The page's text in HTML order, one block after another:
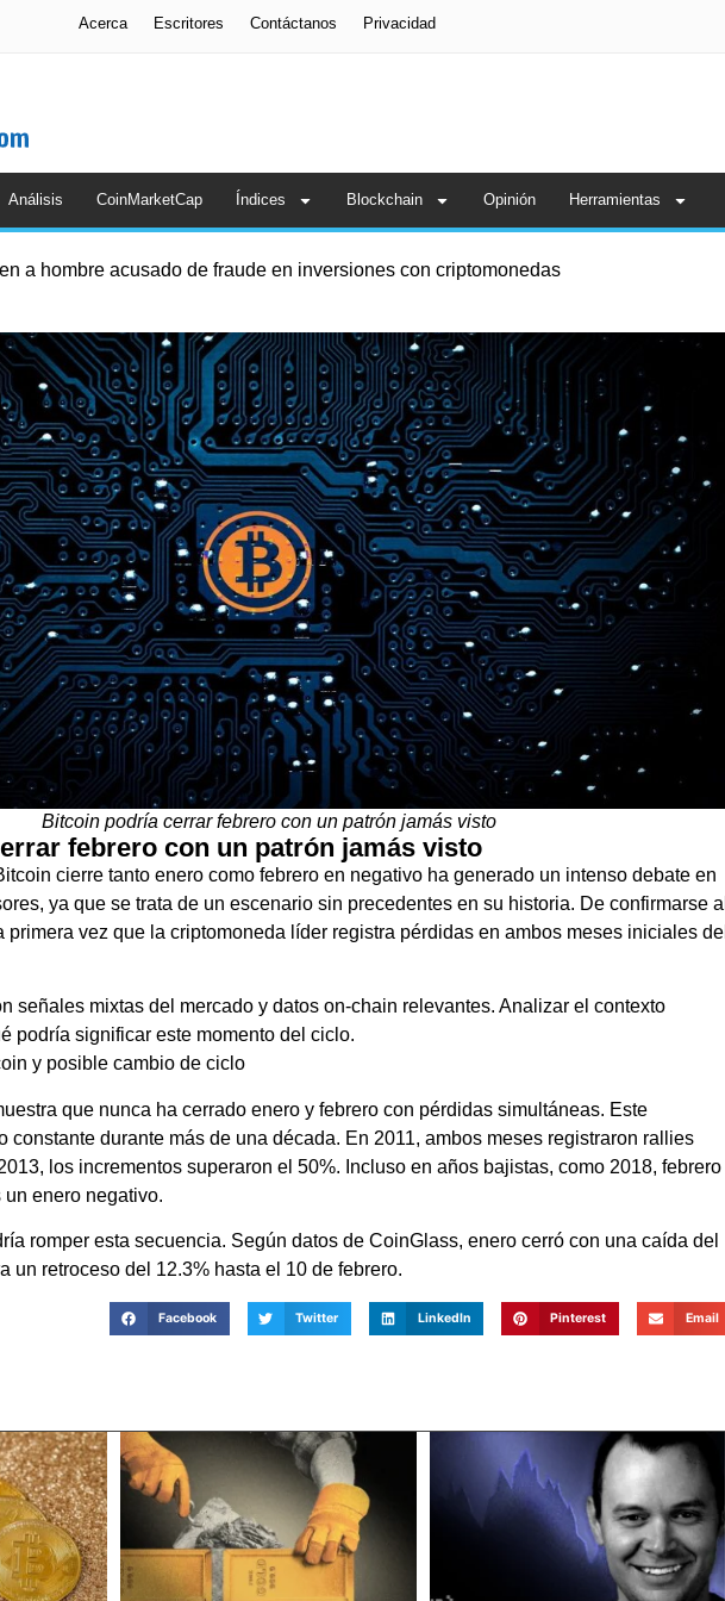
Acerca Escritores Contáctanos Privacidad
Análisis CoinMarketCap Índices Blockchain Opinión Herramientas
a hombre acusado de fraude en inversiones con criptomonedas
Bitcoin podría cerrar febrero con un patrón jamás visto
febrero con un patrón jamás visto
cierre tanto enero como febrero en negativo ha generado un intenso debate en
ya que se trata de un escenario sin precedentes en su historia. De confirmarse al
primera vez que la criptomoneda líder registra pérdidas en ambos meses iniciales del
señales mixtas del mercado y datos on-chain relevantes. Analizar el contexto
podría significar este momento del ciclo.
y posible cambio de ciclo
que nunca ha cerrado enero y febrero con pérdidas simultáneas. Este
constante durante más de una década. En 2011, ambos meses registraron rallies
los incrementos superaron el 50%. Incluso en años bajistas, como 2018, febrero
enero negativo.
romper esta secuencia. Según datos de CoinGlass, enero cerró con una caída del
un retroceso del 12.3% hasta el 10 de febrero.
Facebook Twitter LinkedIn Pinterest Email